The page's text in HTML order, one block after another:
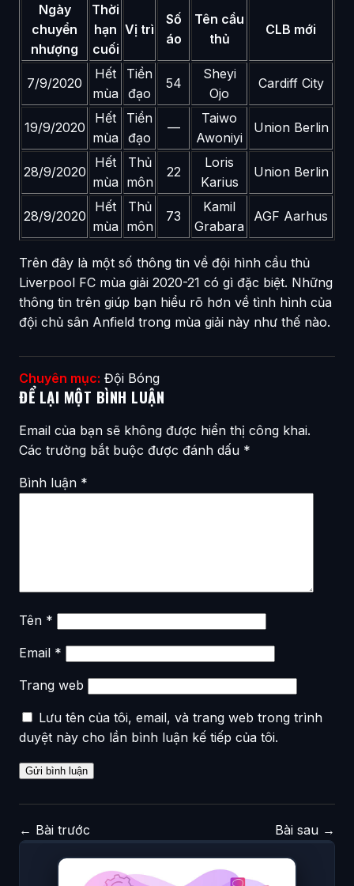
Ngày
chuyển
nhượng
Thời
hạn
cuối
Vị trì
Số
áo
Tên cầu
thủ
CLB mới
7/9/2020
Hết
mùa
Tiền
đạo
54
Sheyi
Ojo
Cardiff City
19/9/2020
Hết
mùa
Tiền
đạo
—
Taiwo
Awoniyi
Union Berlin
28/9/2020
Hết
mùa
Thủ
môn
22
Loris
Karius
Union Berlin
28/9/2020
Hết
mùa
Thủ
môn
73
Kamil
Grabara
AGF Aarhus
Trên đây là một số thông tin về đội hình cầu thủ
Liverpool FC mùa giải 2020-21 có gì đặc biệt. Những
thông tin trên giúp bạn hiểu rõ hơn về tình hình của
đội chủ sân Anfield trong mùa giải này như thế nào.
Chuyên mục: Đội Bóng
ĐỂ LẠI MỘT BÌNH LUẬN
Email của bạn sẽ không được hiển thị công khai.
Các trường bắt buộc được đánh dấu *
Bình luận *
Tên *
Email *
Trang web
Lưu tên của tôi, email, và trang web trong trình
duyệt này cho lần bình luận kế tiếp của tôi.
← Bài trước Bài sau →